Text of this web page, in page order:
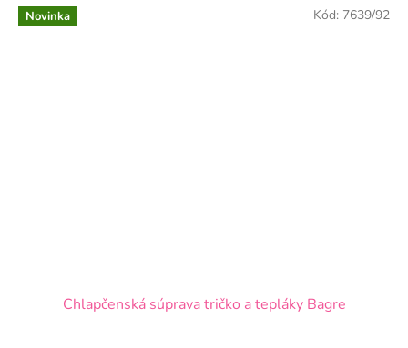
Novinka
Chlapčenská súprava tričko a tepláky Bagre
Kód: 7639/92